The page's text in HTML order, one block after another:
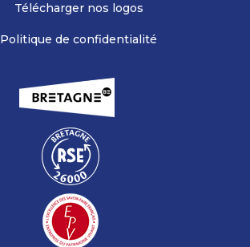
Télécharger nos logos
Politique de confidentialité